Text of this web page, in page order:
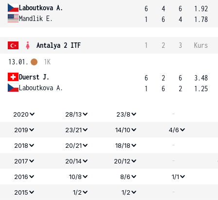
Laboutkova A.
Mandlik E.
6
1
4
6
6
4
1.92
1.78
Antalya 2 ITF 1 2 3
Kurs
13.01.
Duerst J.
Laboutkova A.
1K
6
1
2
6
6
2
3.48
1.25
2020 28/13 23/8 -
2019
23/21 14/10 4/6
2018
20/21 18/18 -
2017
20/14 20/12 -
2016
10/8 8/6
1/1
2015
1/2 1/2
-